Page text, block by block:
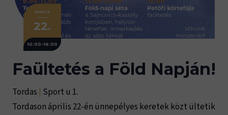
ÁPRILIS
22.
10:00-16:00
Faültetés a Föld Napján!
Tordas | Sport u 1.
Tordason április 22-én ünnepélyes keretek közt ültetik